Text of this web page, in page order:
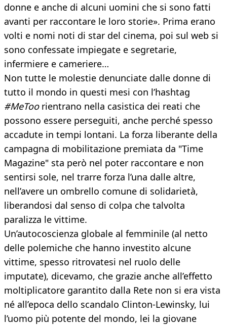
donne e anche di alcuni uomini che si sono fatti
avanti per raccontare le loro storie». Prima erano
volti e nomi noti di star del cinema, poi sul web si
sono confessate impiegate e segretarie,
infermiere e cameriere…
Non tutte le molestie denunciate dalle donne di
tutto il mondo in questi mesi con l’hashtag
#MeToorientrano nella casistica dei reati che
possono essere perseguiti, anche perché spesso
accadute in tempi lontani. La forza liberante della
campagna di mobilitazione premiata da "Time
Magazine" sta però nel poter raccontare e non
sentirsi sole, nel trarre forza l’una dalle altre,
nell’avere un ombrello comune di solidarietà,
liberandosi dal senso di colpa che talvolta
paralizza le vittime.
Un’autocoscienza globale al femminile (al netto
delle polemiche che hanno investito alcune
vittime, spesso ritrovatesi nel ruolo delle
imputate), dicevamo, che grazie anche all’effetto
moltiplicatore garantito dalla Rete non si era vista
né all’epoca dello scandalo Clinton-Lewinsky, lui
l’uomo più potente del mondo, lei la giovane